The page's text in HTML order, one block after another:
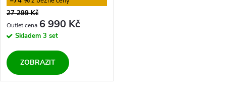
d
u
k
o
d
u
27 299 Kč
6 990 Kč
Skladem 3 set
ZOBRAZIT